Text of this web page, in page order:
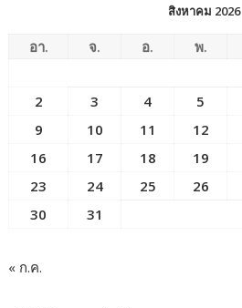
สิงหาคม 2026
อา. จ. อ. พ.
2
3 4 5
9
10 11 12
16
17 18 19
23
24 25 26
30
31
« ก.ค.